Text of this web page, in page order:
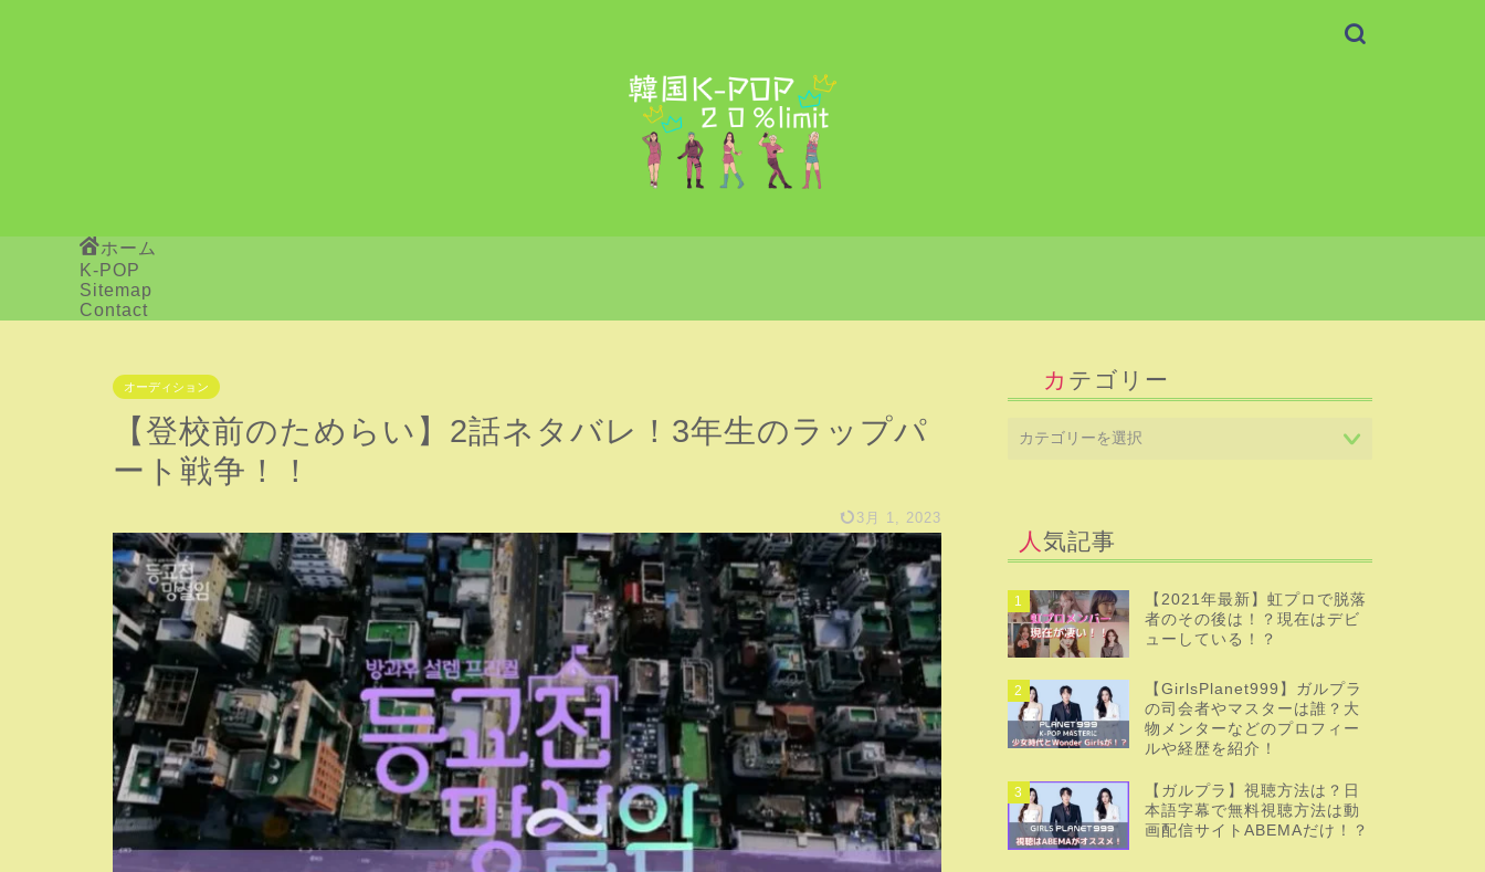
ホーム
K-POP
Sitemap
Contact
オーディション
【登校前のためらい】2話ネタバレ！3年生のラップパ
ート戦争！！
3月 1, 2023
カテゴリー
人気記事
1
【2021年最新】虹プロで脱落
者のその後は！？現在はデビ
ューしている！？
2
【GirlsPlanet999】ガルプラ
の司会者やマスターは誰？大
物メンターなどのプロフィー
ルや経歴を紹介！
3
【ガルプラ】視聴方法は？日
本語字幕で無料視聴方法は動
画配信サイトABEMAだけ！？